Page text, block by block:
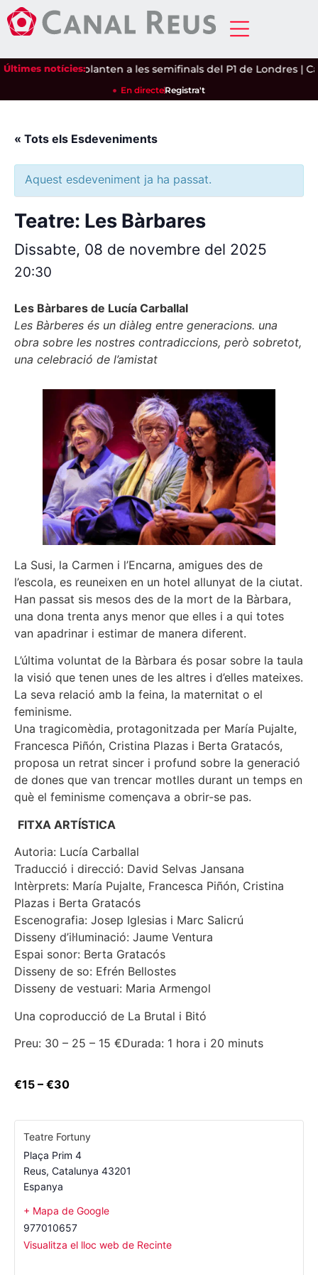
Últimes notícies:
Ustero es planten a les semifinals del P1 de Londres|
En directeRegistra't
« Tots els Esdeveniments
Aquest esdeveniment ja ha passat.
Teatre: Les Bàrbares
Dissabte, 08 de novembre del 2025
20:30
Les Bàrbares de Lucía Carballal
Les Bàrberes és un diàleg entre generacions. una
obra sobre les nostres contradiccions, però sobretot,
una celebració de l’amistat
La Susi, la Carmen i l’Encarna, amigues des de
l’escola, es reuneixen en un hotel allunyat de la ciutat.
Han passat sis mesos des de la mort de la Bàrbara,
una dona trenta anys menor que elles i a qui totes
van apadrinar i estimar de manera diferent.
L’última voluntat de la Bàrbara és posar sobre la taula
la visió que tenen unes de les altres i d’elles mateixes.
La seva relació amb la feina, la maternitat o el
feminisme.
Una tragicomèdia, protagonitzada per María Pujalte,
Francesca Piñón, Cristina Plazas i Berta Gratacós,
proposa un retrat sincer i profund sobre la generació
de dones que van trencar motlles durant un temps en
què el feminisme començava a obrir-se pas.
FITXA ARTÍSTICA
Autoria: Lucía Carballal
Traducció i direcció: David Selvas Jansana
Intèrprets: María Pujalte, Francesca Piñón, Cristina
Plazas i Berta Gratacós
Escenografia: Josep Iglesias i Marc Salicrú
Disseny d’il·luminació: Jaume Ventura
Espai sonor: Berta Gratacós
Disseny de so: Efrén Bellostes
Disseny de vestuari: Maria Armengol
Una coproducció de La Brutal i Bitó
Preu: 30 – 25 – 15 €Durada: 1 hora i 20 minuts
€15 – €30
Teatre Fortuny
Plaça Prim 4
Reus, Catalunya 43201
Espanya
+ Mapa de Google
977010657
Visualitza el lloc web de Recinte